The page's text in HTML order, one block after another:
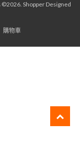
©2026. ShopperDesigned
購物車